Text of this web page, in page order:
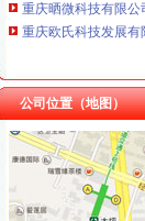
重庆欧氏科技发展有
重庆市明诚塑料制品
重庆金品科技有限
重庆凯誉网络通信技
重庆佳技维科技发展
公司位置（地图）